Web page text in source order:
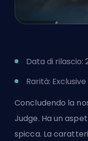
Data di rilascio:
Rarità: Exclusive
Concludendo la
Judge. Ha un
spicca. La